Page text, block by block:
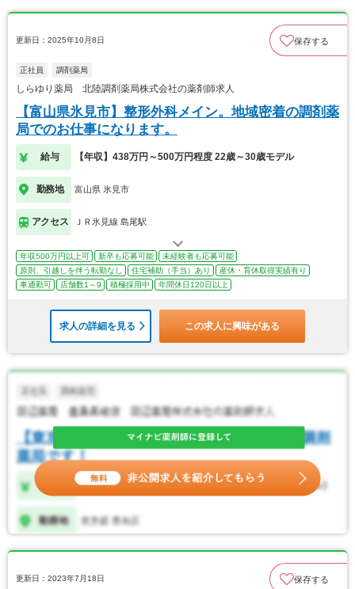
更新日：2025年10月8日 保存する
正社員 調剤薬局
しらゆり薬局 北陸調剤薬局株式会社の薬剤師求人
【富山県氷見市】整形外科メイン。地域密着の調剤薬
局でのお仕事になります。
給与 【年収】438万円～500万円程度 22歳～30歳モデル
勤務地 富山県 氷見市
アクセス ＪＲ氷見線 島尾駅
年収500万円以上可 新卒も応募可能
未経験者も応募可能
原則、引越しを伴う転勤なし
住宅補助（手当）あり
産休・育休取得実績有り
車通勤可
店舗数1～9 積極採用中 年間休日120日以上
求人の詳細を見る この求人に興味がある
更新日：2023年7月18日 保存する